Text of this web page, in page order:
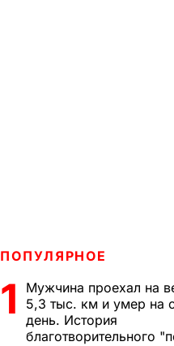
ПОПУЛЯРНОЕ
1
Мужчина проехал на
5,3 тыс. км и умер на
день. История
благотворительного